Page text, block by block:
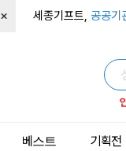
× 세종기프트, 공공기
베스트
기획전